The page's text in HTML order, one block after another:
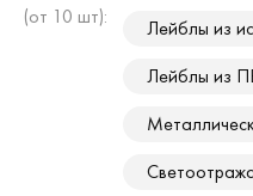
(от 10 шт):
Лейблы из
Лейблы из